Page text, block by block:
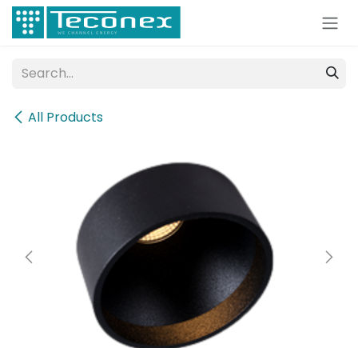
Skip to Content
All Products